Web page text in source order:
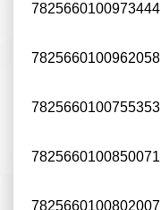
7825660100973444
7825660100962058
7825660100755353
7825660100850071
7825660100802007